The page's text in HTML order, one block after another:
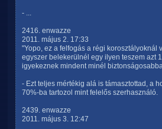
- ...
2416. enwazze
2011. május 2. 17:33
"Yopo, ez a felfogás a régi korosztályoknál
egyszer belekerülnél egy ilyen teszem azt
igyekeznek mindent minél
- Ezt teljes mértékig alá is támasztottad, a
70%-ba tartozol mint felelős szerhasználó.
2439. enwazze
2011. május 3. 12:47